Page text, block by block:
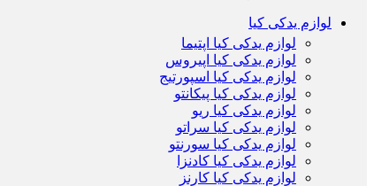
لوازم یدکی کیا
لوازم یدکی کیا اپتیما
لوازم یدکی کیا اپیروس
لوازم یدکی کیا اسپورتیج
لوازم یدکی کیا پیکانتو
لوازم یدکی کیا ریو
لوازم یدکی کیا سراتو
لوازم یدکی کیا سورنتو
لوازم یدکی کیا کادنزا
لوازم یدکی کیا کارنز